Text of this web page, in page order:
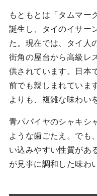
もともとは「タムマー
誕生し、タイのイサー
た。現在では、タイ人
街角の屋台から高級レ
供されています。日本
前でも親しまれていま
よりも、複雑な味わい
青パパイヤのシャキシ
ような歯ごたえ。でも
い込みやすい性質があ
が見事に調和した味わ